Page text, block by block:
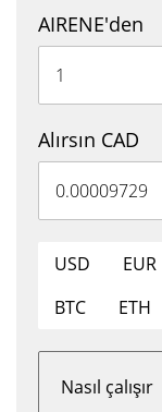
AIRENE'den
Alırsın CAD
USD EUR
BTC
ETH
Nasıl çalışır